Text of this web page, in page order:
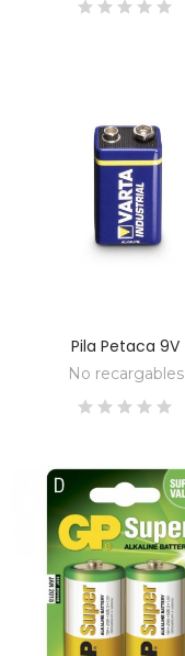
DESCUBRE
Pila Petaca 9V
No recargables